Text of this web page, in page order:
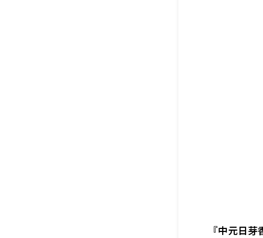
『中元日